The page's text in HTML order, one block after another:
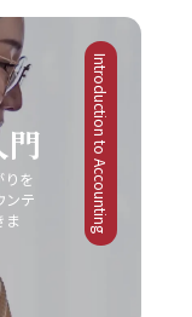
り、仕事で話が
た場合にも迅
可能となりま
重要なのは、一
意図や認識を
ントを実践し、
日常の業務に
構築や業務効率
コミュニケーシ
けることが、
要な要素とな
や環境に応じ
、メール、オ
とに適したコ
のため、各媒体
た柔軟な対応が
まえて、自己
シュアップし
まとめ
ケーション能
には具体的な
した。現代ビ
る情報伝達で
、他社との差別
市場からの孤立
スト削減施策
招いた結果、
けられまし
い方において
十分であり、
可欠であるこ
な市場の創出
では、既存市
むことなく、適
の向上を図るこ
の注意点は単
理的・環境的
からの対策が必
を早期に処理す
ステムの導入も
、リマインダ
に利用すること
。ただし、こう
問題と向き合
回し癖 改善」
門
りを
ンテ
ま
Introduction to Accounting